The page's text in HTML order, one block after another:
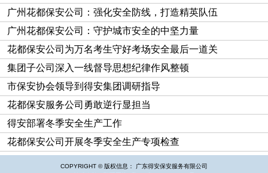
交流。 听取介绍后，客户单位领导一行对派驻保安队伍的工作
给予充分肯定，并表示：作为国有保安企业，得安公司管理规
范，制度健全，派驻的保安队伍素质高，形象好，服务优，双方
在多年合作中，沟通顺畅到位，工作开展顺利，充分保障了我单
位的安全，同时希望今后双方还要进一步加强沟通和交流，建立
更高效、深入的合作模式。（供稿人：陈胜芳，摄影：王亚洁）
广州花都保安公司：强化安全防线，打造精英队伍
广州花都保安公司：守护城市安全的中坚力量
花都保安公司为万名考生守好考场安全最后一道关
集团子公司深入一线督导思想纪律作风整顿
市保安协会领导到得安集团调研指导
花都保安服务公司勇敢逆行显担当
得安部署冬季安全生产工作
花都保安公司开展冬季安全生产专项检查
COPYRIGHT © 版权信息： 广东得安保安服务有限公司